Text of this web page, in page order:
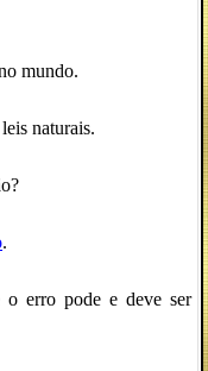
mundo.
naturais.
.
erro pode e deve ser